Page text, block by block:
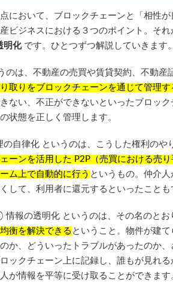
において、ブロックチェーンと「相性
ビジネスにおける３つのポイント。それ
明化 です。ひとつずつ解説していきます
は、不動産の売買や賃貸契約、不動産
取りをブロックチェーンを通じて管理す
ない、不正ができないといったブロッ
状態を正しく管理します。
自律化 というのは、こうした権利のや
ーンを活用した P2P（売買における売
ム上で自動的に行う というもの。仲介
して、利用者に還元するといったこと
報の透明化 というのは、その名のと
衡を解決できる ということ。物件が建
か、どういったトラブルがあったのか
ックチェーン上に記録し、誰もが見れ
が情報を平等に受け取ることができます